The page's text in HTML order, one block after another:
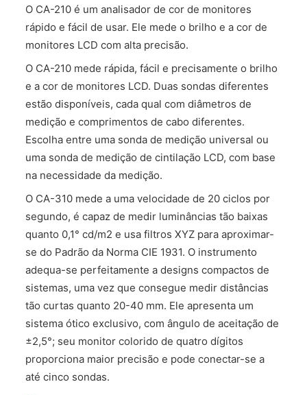
O CA-210 é um analisador de cor de monitores
rápido e fácil de usar. Ele mede o brilho e a cor de
monitores LCD com alta precisão.
O CA-210 mede rápida, fácil e precisamente o brilho
e a cor de monitores LCD. Duas sondas diferentes
estão disponíveis, cada qual com diâmetros de
medição e comprimentos de cabo diferentes.
Escolha entre uma sonda de medição universal ou
uma sonda de medição de cintilação LCD, com base
na necessidade da medição.
O CA-310 mede a uma velocidade de 20 ciclos por
segundo, é capaz de medir luminâncias tão baixas
quanto 0,1° cd/m2 e usa filtros XYZ para aproximar-
se do Padrão da Norma CIE 1931. O instrumento
adequa-se perfeitamente a designs compactos de
sistemas, uma vez que consegue medir distâncias
tão curtas quanto 20-40 mm. Ele apresenta um
sistema ótico exclusivo, com ângulo de aceitação de
±2,5°; seu monitor colorido de quatro dígitos
proporciona maior precisão e pode conectar-se a
até cinco sondas.